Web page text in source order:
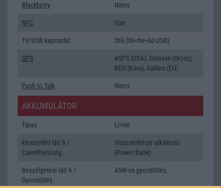
Blackberry Nincs
NFC Van
TV/USB kapcsolat OtG (On-the-Go USB)
GPS
aGPS (USA), Glonass (Orosz),
BDS (Kína), Galileo (EU)
Push to Talk Nincs
AKKUMULÁTOR
Típus Li-Ion
Készenléti idő h /
Cserélhetőség
Visszatöltésre alkalmas
(Power Bank)
Beszélgetési idő h /
Gyorstöltés
45W-os gyorstöltés